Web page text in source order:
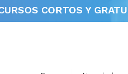
CORTOS Y